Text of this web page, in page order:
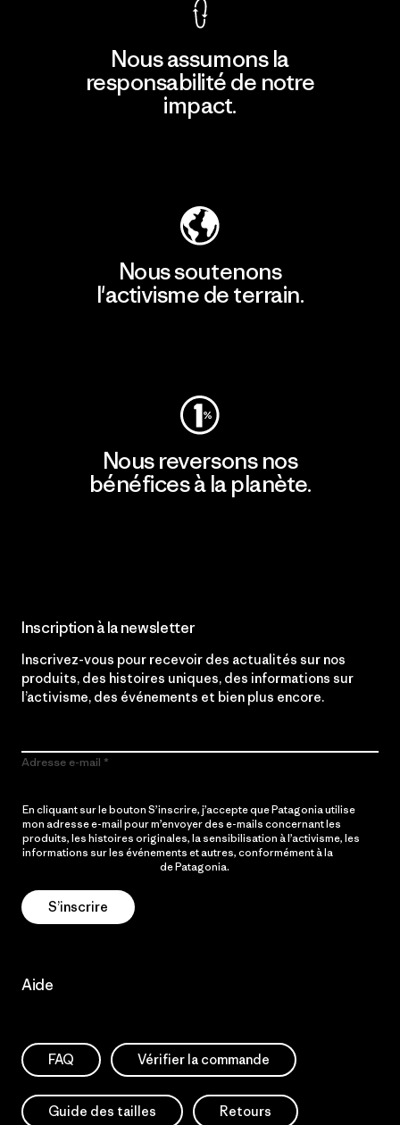
Nous assumons la
responsabilité de notre
impact.
Nous soutenons
l'activisme de terrain.
Nous reversons nos
bénéfices à la planète.
Inscription à la newsletter
Inscrivez-vous pour recevoir des actualités sur nos
produits, des histoires uniques, des informations sur
l’activisme, des événements et bien plus encore.
Adresse e-mail
En cliquant sur le bouton S’inscrire, j’accepte que Patagonia utilise
mon adresse e-mail pour m’envoyer des e-mails concernant les
produits, les histoires originales, la sensibilisation à l’activisme, les
informations sur les événements et autres, conformément à la
de Patagonia.
S’inscrire
Aide
FAQ Vérifier la commande
Guide des tailles Retours